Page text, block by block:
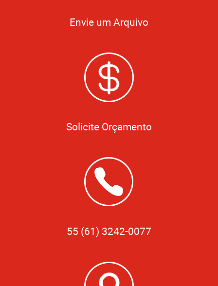
Envie um Arquivo
Solicite Orçamento
55 (61) 3242-0077